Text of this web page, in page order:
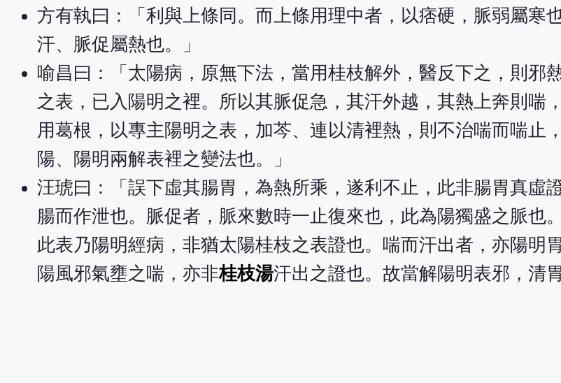
方有執曰：「利與上條同。而上條用理中者，以痞硬，脈弱屬寒
汗、脈促屬熱也。」
喻昌曰：「太陽病，原無下法，當用桂枝解外，醫反下之，則邪
之表，已入陽明之裡。所以其脈促急，其汗外越，其熱上奔則喘
用葛根，以專主陽明之表，加芩、連以清裡熱，則不治喘而喘止
陽、陽明兩解表裡之變法也。」
汪琥曰：「誤下虛其腸胃，為熱所乘，遂利不止，此非腸胃真虛
腸而作泄也。脈促者，脈來數時一止復來也，此為陽獨盛之脈也
此表乃陽明經病，非猶太陽桂枝之表證也。喘而汗出者，亦陽明
陽風邪氣壅之喘，亦非桂枝湯汗出之證也。故當解陽明表邪，清